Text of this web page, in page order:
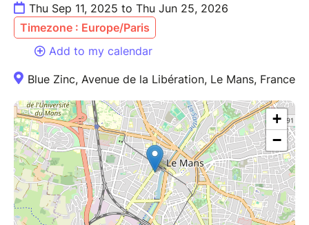
Thu Sep 11, 2025 to Thu Jun 25, 2026
Timezone : Europe/Paris
Add to my calendar
Blue Zinc, Avenue de la Libération, Le Mans, France
+
−